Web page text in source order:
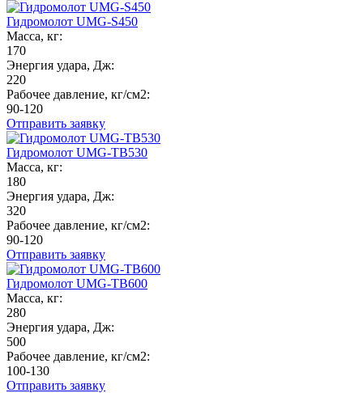
Гидромолот UMG-S450
Масса, кг:
170
Энергия удара, Дж:
220
Рабочее давление, кг/см2:
90-120
Отправить заявку
Гидромолот UMG-TB530
Масса, кг:
180
Энергия удара, Дж:
320
Рабочее давление, кг/см2:
90-120
Отправить заявку
Гидромолот UMG-TB600
Масса, кг:
280
Энергия удара, Дж:
500
Рабочее давление, кг/см2:
100-130
Отправить заявку